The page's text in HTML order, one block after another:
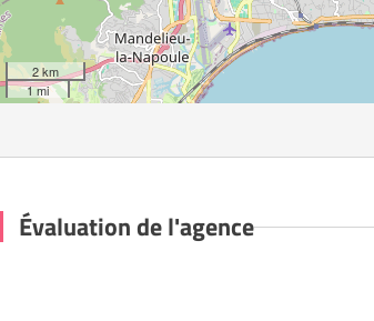
2 km
1 mi
Évaluation de l'agence